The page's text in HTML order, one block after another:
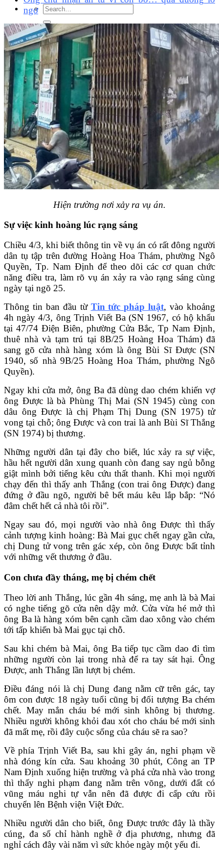
ngơ
Hiện trường nơi xảy ra vụ án.
Sự việc kinh hoàng lúc rạng sáng
Chiều 4/3, khi biết thông tin về vụ án có rất đông người
dân tụ tập trên đường Hoàng Hoa Thám, phường Ngô
Quyền, Tp. Nam Định để theo dõi các cơ quan chức
năng điều tra, làm rõ vụ án xảy ra vào rạng sáng cùng
ngày tại ngõ 25.
Thông tin ban đầu từ Tin tức pháp luật, vào khoảng
4h ngày 4/3, ông Trịnh Viết Ba (SN 1967, có hộ khẩu
tại 47/74 Điện Biên, phường Cửa Bắc, Tp Nam Định,
thuê nhà và tạm trú tại 8B/25 Hoàng Hoa Thám) đã
sang gõ cửa nhà hàng xóm là ông Bùi Sĩ Được (SN
1940, số nhà 9B/25 Hoàng Hoa Thám, phường Ngô
Quyền).
Ngay khi cửa mở, ông Ba đã dùng dao chém khiến vợ
ông Được là bà Phùng Thị Mai (SN 1945) cùng con
dâu ông Được là chị Phạm Thị Dung (SN 1975) tử
vong tại chỗ; ông Được và con trai là anh Bùi Sĩ Thắng
(SN 1974) bị thương.
Những người dân tại đây cho biết, lúc xảy ra sự việc,
hầu hết người dân xung quanh còn đang say ngủ bỗng
giật mình bởi tiếng kêu cứu thất thanh. Khi mọi người
chạy đến thì thấy anh Thắng (con trai ông Được) đang
đứng ở đầu ngõ, người bê bết máu kêu lắp bắp: “Nó
đâm chết hết cả nhà tôi rồi”.
Ngay sau đó, mọi người vào nhà ông Được thì thấy
cảnh tượng kinh hoàng: Bà Mai gục chết ngay gần cửa,
chị Dung tử vong trên gác xép, còn ông Được bất tỉnh
với những vết thương ở đầu.
Con chưa đầy tháng, mẹ bị chém chết
Theo lời anh Thắng, lúc gần 4h sáng, mẹ anh là bà Mai
có nghe tiếng gõ cửa nên dậy mở. Cửa vừa hé mở thì
ông Ba là hàng xóm bên cạnh cầm dao xông vào chém
tới tấp khiến bà Mai gục tại chỗ.
Sau khi chém bà Mai, ông Ba tiếp tục cầm dao đi tìm
những người còn lại trong nhà để ra tay sát hại. Ông
Được, anh Thắng lần lượt bị chém.
Điều đáng nói là chị Dung đang nằm cữ trên gác, tay
ôm con được 18 ngày tuổi cũng bị đối tượng Ba chém
chết. May mắn cháu bé mới sinh không bị thương.
Nhiều người không khỏi đau xót cho cháu bé mới sinh
đã mất mẹ, rồi đây cuộc sống của cháu sẽ ra sao?
Về phía Trịnh Viết Ba, sau khi gây án, nghi phạm về
nhà đóng kín cửa. Sau khoảng 30 phút, Công an TP
Nam Định xuống hiện trường và phá cửa nhà vào trong
thì thấy nghi phạm đang nằm trên võng, dưới đất có
vũng máu nghi tự vẫn nên đã được đi cấp cứu rồi
chuyển lên Bệnh viện Việt Đức.
Nhiều người dân cho biết, ông Được trước đây là thầy
cúng, đa số chỉ hành nghề ở địa phương, nhưng đã
nghỉ cách đây vài năm vì sức khỏe ngày một yếu đi.